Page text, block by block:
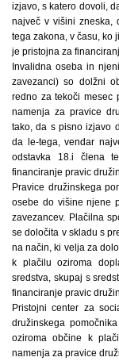
izjavo, s katero dovoli,
največ v višini zneska,
tega zakona, v času, ko
je pristojna za
Invalidna oseba in
zavezanci) so dolžni
redno za tekoči mesec
namenja za pravice
tako, da s pisno izjavo
da le-tega, vendar
odstavka 18.i člena
financiranje pravic
Pravice družinskega
osebe do višine njene
zavezancev. Plačilna
se določita v skladu s
na način, ki velja za
k plačilu oziroma
sredstva, skupaj s
financiranje pravic
Pristojni center za
družinskega
oziroma občine k
namenja za pravice